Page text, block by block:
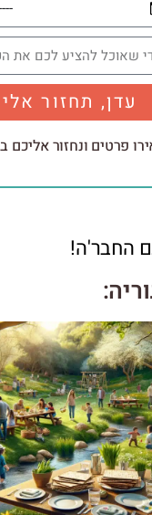
עדן, תחזור אלי
פרטים ונחזור אליכם
החבר'ה!